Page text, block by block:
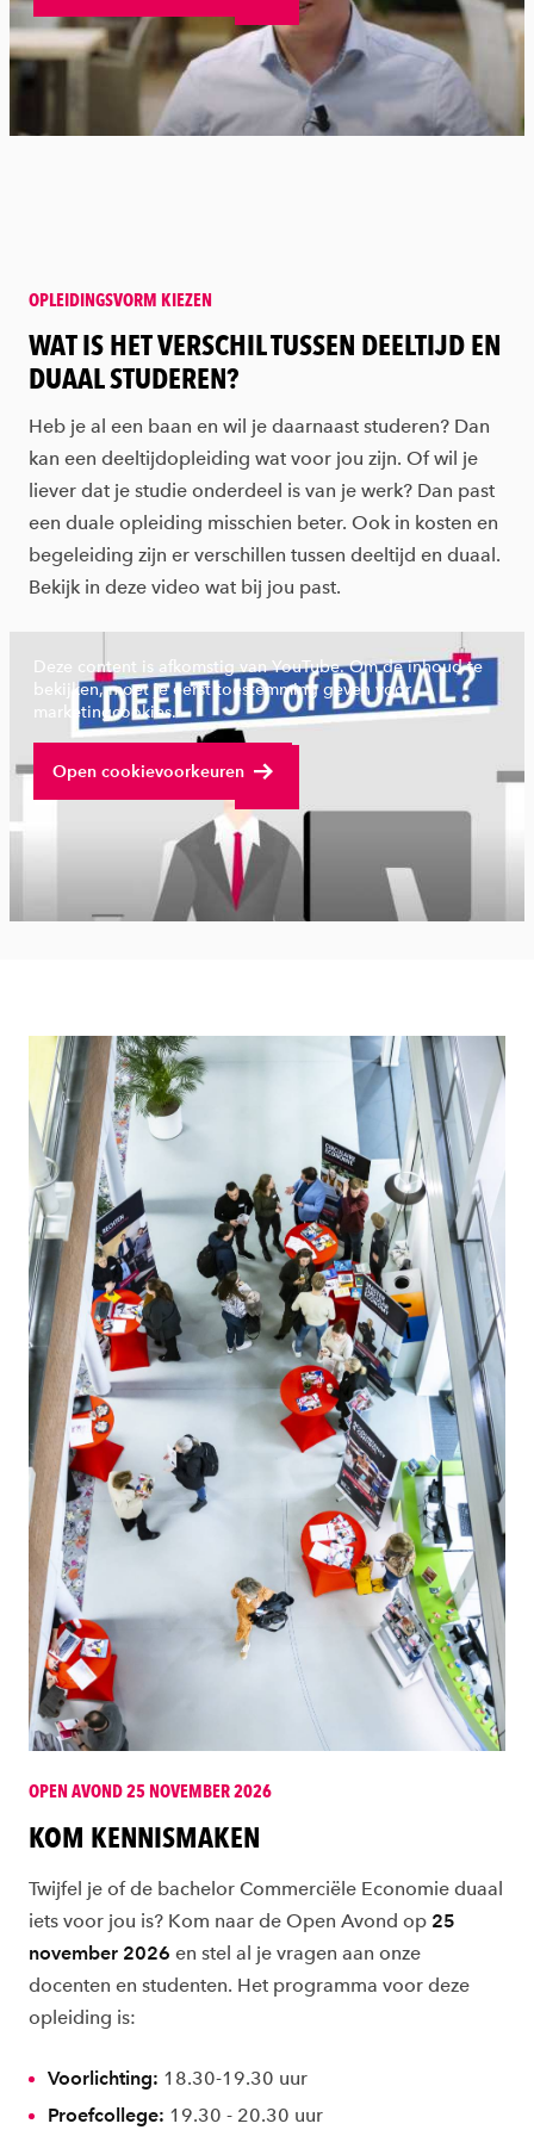
OPLEIDINGSVORM KIEZEN
:
WAT IS HET VERSCHIL TUSSEN DEELTIJD EN
DUAAL STUDEREN?
Heb je al een baan en wil je daarnaast studeren? Dan
kan een deeltijdopleiding wat voor jou zijn. Of wil je
liever dat je studie onderdeel is van je werk? Dan past
een duale opleiding misschien beter. Ook in kosten en
begeleiding zijn er verschillen tussen deeltijd en duaal.
Bekijk in deze video wat bij jou past.
Deze content is afkomstig van YouTube. Om de inhoud te
bekijken, moet je eerst toestemming geven voor
marketingcookies.
Open cookievoorkeuren
OPEN AVOND 25 NOVEMBER 2026
KOM KENNISMAKEN
Twijfel je of de bachelor Commerciële Economie duaal
iets voor jou is? Kom naar de Open Avond op 25
november 2026 en stel al je vragen aan onze
docenten en studenten. Het programma voor deze
opleiding is:
Voorlichting: 18.30-19.30 uur
Proefcollege: 19.30 - 20.30 uur